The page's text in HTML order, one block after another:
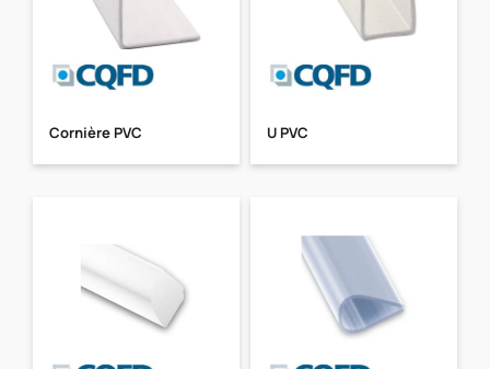
Cornière PVC U PVC